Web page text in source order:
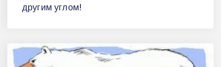
другим углом!